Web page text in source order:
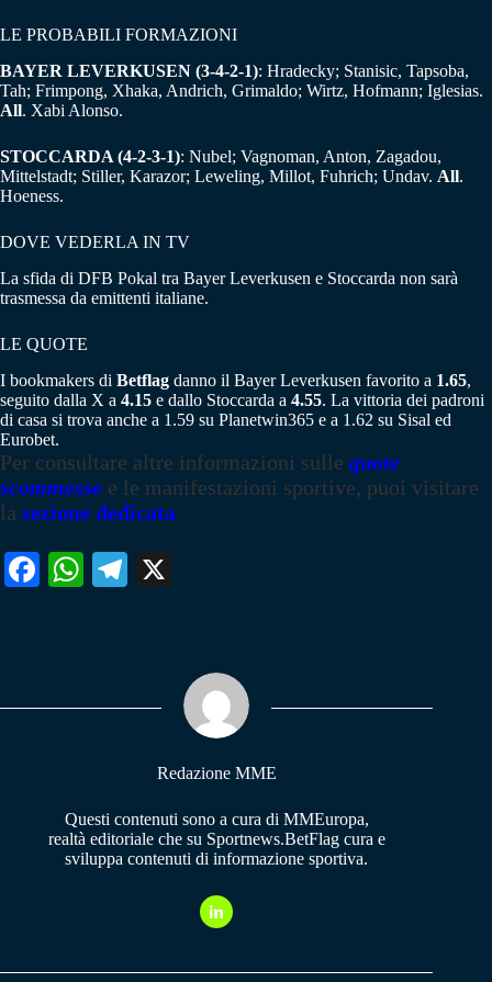
LE PROBABILI FORMAZIONI
BAYER LEVERKUSEN (3-4-2-1): Hradecky; Stanisic, Tapsoba,
Tah; Frimpong, Xhaka, Andrich, Grimaldo; Wirtz, Hofmann; Iglesias.
All. Xabi Alonso.
STOCCARDA (4-2-3-1): Nubel; Vagnoman, Anton, Zagadou,
Mittelstadt; Stiller, Karazor; Leweling, Millot, Fuhrich; Undav. All.
Hoeness.
DOVE VEDERLA IN TV
La sfida di DFB Pokal tra Bayer Leverkusen e Stoccarda non sarà
trasmessa da emittenti italiane.
LE QUOTE
I bookmakers di Betflag danno il Bayer Leverkusen favorito a 1.65,
seguito dalla X a 4.15 e dallo Stoccarda a 4.55. La vittoria dei padroni
di casa si trova anche a 1.59 su Planetwin365 e a 1.62 su Sisal ed
Eurobet.
Per consultare altre informazioni sulle quote
scommesse e le manifestazioni sportive, puoi visitare
la sezione dedicata
Fa W
pp
Te
m
Redazione MME
Questi contenuti sono a cura di MMEuropa,
realtà editoriale che su Sportnews.BetFlag cura e
sviluppa contenuti di informazione sportiva.